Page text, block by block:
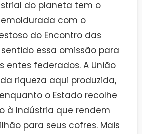
do planeta tem o
com o
do Encontro das
essa omissão para
entes federados. A União
riqueza aqui produzida,
o Estado recolhe
à Indústria que rendem
para seus cofres. Mais